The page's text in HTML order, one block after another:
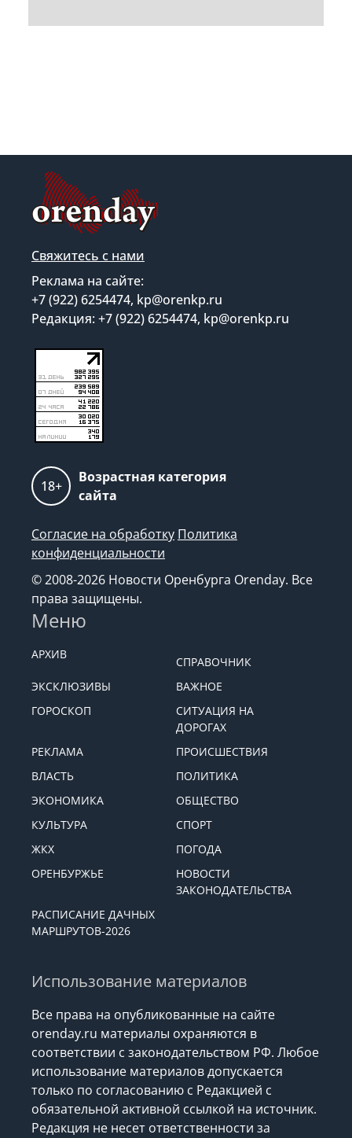
Свяжитесь с нами
Реклама на сайте:
+7 (922) 6254474, kp@orenkp.ru
Редакция: +7 (922) 6254474, kp@orenkp.ru
18+
Возрастная категория
сайта
Согласие на обработку Политика
конфиденциальности
© 2008-2026 Новости Оренбурга Orenday. Все
права защищены.
Меню
АРХИВ
СПРАВОЧНИК
ЭКСКЛЮЗИВЫ
ВАЖНОЕ
ГОРОСКОП
СИТУАЦИЯ НА
ДОРОГАХ
РЕКЛАМА
ПРОИСШЕСТВИЯ
ВЛАСТЬ
ПОЛИТИКА
ЭКОНОМИКА
ОБЩЕСТВО
КУЛЬТУРА
СПОРТ
ЖКХ
ПОГОДА
ОРЕНБУРЖЬЕ
НОВОСТИ
ЗАКОНОДАТЕЛЬСТВА
РАСПИСАНИЕ ДАЧНЫХ
МАРШРУТОВ-2026
Использование материалов
Все права на опубликованные на сайте
orenday.ru материалы охраняются в
соответствии с законодательством РФ. Любое
использование материалов допускается
только по согласованию с Редакцией с
обязательной активной ссылкой на источник.
Редакция не несет ответственности за